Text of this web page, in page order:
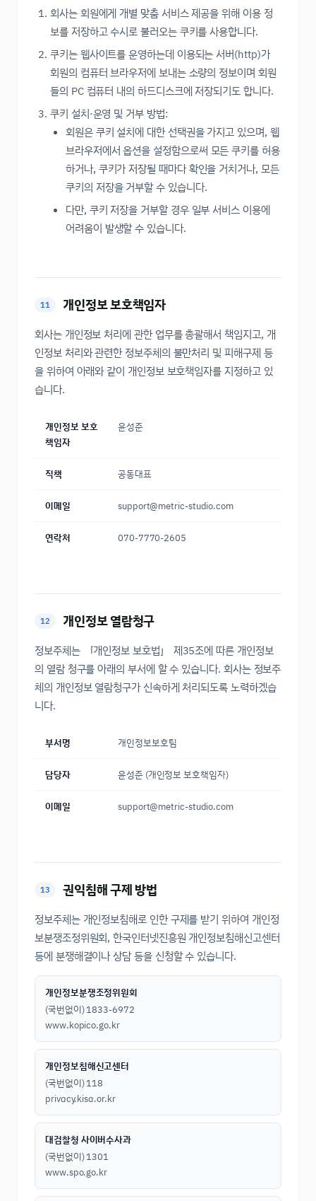
회사는 회원에게 개별 맞춤 서비스 제공을 위해 이용 정
보를 저장하고 수시로 불러오는 쿠키를 사용합니다.
쿠키는 웹사이트를 운영하는데 이용되는 서버(http)가
회원의 컴퓨터 브라우저에 보내는 소량의 정보이며 회원
들의 PC 컴퓨터 내의 하드디스크에 저장되기도 합니다.
쿠키 설치·운영 및 거부 방법:
회원은 쿠키 설치에 대한 선택권을 가지고 있으며, 웹
브라우저에서 옵션을 설정함으로써 모든 쿠키를 허용
하거나, 쿠키가 저장될 때마다 확인을 거치거나, 모든
쿠키의 저장을 거부할 수 있습니다.
다만, 쿠키 저장을 거부할 경우 일부 서비스 이용에
어려움이 발생할 수 있습니다.
11 개인정보 보호책임자
회사는 개인정보 처리에 관한 업무를 총괄해서 책임지고, 개
인정보 처리와 관련한 정보주체의 불만처리 및 피해구제 등
을 위하여 아래와 같이 개인정보 보호책임자를 지정하고 있
습니다.
개인정보 보호
책임자
윤성준
직책 공동대표
이메일 support@metric-studio.com
연락처 070-7770-2605
12 개인정보 열람청구
정보주체는 「개인정보 보호법」 제35조에 따른 개인정보
의 열람 청구를 아래의 부서에 할 수 있습니다. 회사는 정보주
체의 개인정보 열람청구가 신속하게 처리되도록 노력하겠습
니다.
부서명 개인정보보호팀
담당자 윤성준 (개인정보 보호책임자)
이메일 support@metric-studio.com
13 권익침해 구제 방법
정보주체는 개인정보침해로 인한 구제를 받기 위하여 개인정
보분쟁조정위원회, 한국인터넷진흥원 개인정보침해신고센터
등에 분쟁해결이나 상담 등을 신청할 수 있습니다.
개인정보분쟁조정위원회
(국번없이) 1833-6972
www.kopico.go.kr
개인정보침해신고센터
(국번없이) 118
privacy.kisa.or.kr
대검찰청 사이버수사과
(국번없이) 1301
www.spo.go.kr